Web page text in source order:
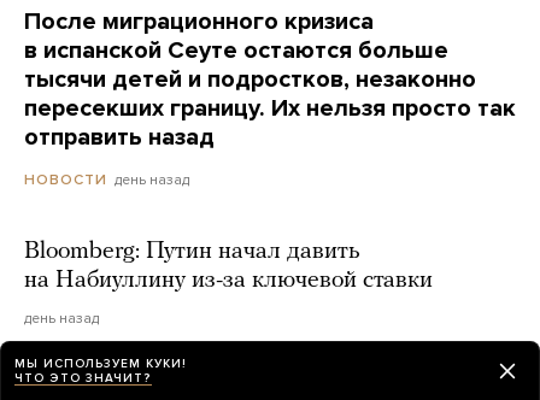
После миграционного кризиса
в испанской Сеуте остаются больше
тысячи детей и подростков, незаконно
пересекших границу. Их нельзя просто так
отправить назад
НОВОСТИ день назад
Bloomberg: Путин начал давить
на Набиуллину из-за ключевой ставки
день назад
МЫ ИСПОЛЬЗУЕМ КУКИ!
ЧТО ЭТО ЗНАЧИТ?